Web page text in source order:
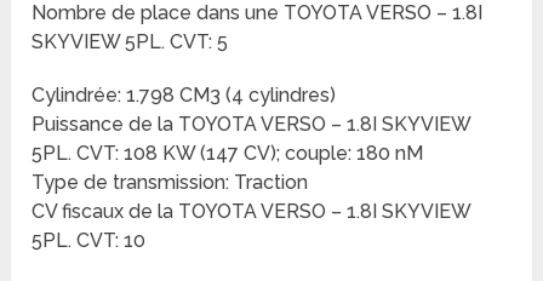
Nombre de place dans une TOYOTA VERSO – 1.8I
SKYVIEW 5PL. CVT: 5
Cylindrée: 1.798 CM3 (4 cylindres)
Puissance de la TOYOTA VERSO – 1.8I SKYVIEW
5PL. CVT: 108 KW (147 CV); couple: 180 nM
Type de transmission: Traction
CV fiscaux de la TOYOTA VERSO – 1.8I SKYVIEW
5PL. CVT: 10